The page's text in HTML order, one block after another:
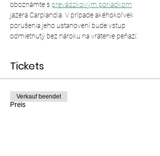
oboznámte s prevádzkovým poriadkom
jazera Carplandia. V prípade akéhokoľvek
porušenia jeho ustanovení bude vstup
odmietnutý bez nároku na vrátenie peňazí.
Tickets
Preis
Verkauf beendet